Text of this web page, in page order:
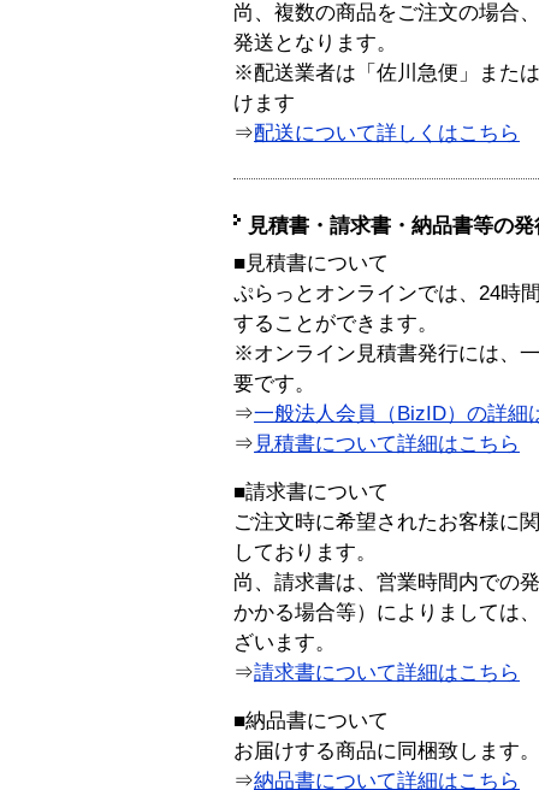
尚、複数の商品をご注文の場合
発送となります。
※配送業者は「佐川急便」また
けます
⇒配送について詳しくはこちら
見積書・請求書・納品書等の
■見積書について
ぷらっとオンラインでは、24時
することができます。
※オンライン見積書発行には、
要です。
⇒一般法人会員（BizID）の詳細
⇒ 見積書について詳細はこちら
■請求書について
ご注文時に希望されたお客様に
しております。
尚、請求書は、営業時間内での
かかる場合等）によりましては
ざいます。
⇒請求書について詳細はこちら
■納品書について
お届けする商品に同梱致します。
⇒納品書について詳細はこちら